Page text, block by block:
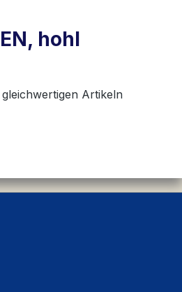
hohl
Artikeln